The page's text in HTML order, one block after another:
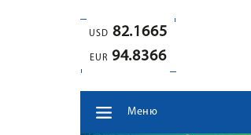
USD 82.1665
EUR 94.8366
Меню